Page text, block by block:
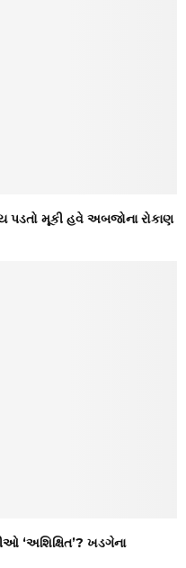
પડતો મૂકી હવે અબજોના રોકાણ
‘અશિક્ષિત’? ખડગેના